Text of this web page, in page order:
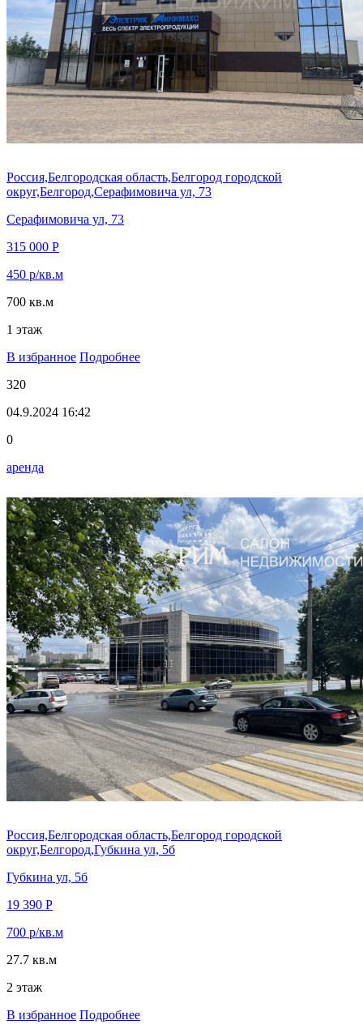
Россия,Белгородская область,Белгород городской
округ,Белгород,Серафимовича ул, 73
Серафимовича ул, 73
315 000 Р
450 р/кв.м
700 кв.м
1 этаж
В избранное Подробнее
320
04.9.2024 16:42
0
аренда
Россия,Белгородская область,Белгород городской
округ,Белгород,Губкина ул, 5б
Губкина ул, 5б
19 390 Р
700 р/кв.м
27.7 кв.м
2 этаж
В избранное Подробнее